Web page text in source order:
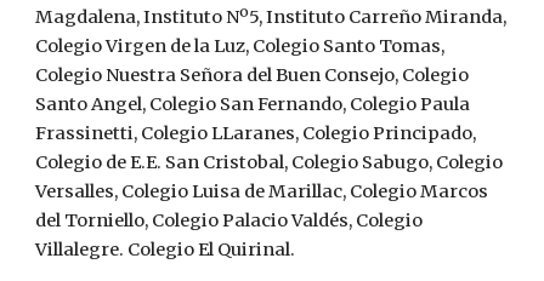
Magdalena, Instituto Nº5, Instituto Carreño Miranda,
Colegio Virgen de la Luz, Colegio Santo Tomas,
Colegio Nuestra Señora del Buen Consejo, Colegio
Santo Angel, Colegio San Fernando, Colegio Paula
Frassinetti, Colegio LLaranes, Colegio Principado,
Colegio de E.E. San Cristobal, Colegio Sabugo, Colegio
Versalles, Colegio Luisa de Marillac, Colegio Marcos
del Torniello, Colegio Palacio Valdés, Colegio
Villalegre. Colegio El Quirinal.